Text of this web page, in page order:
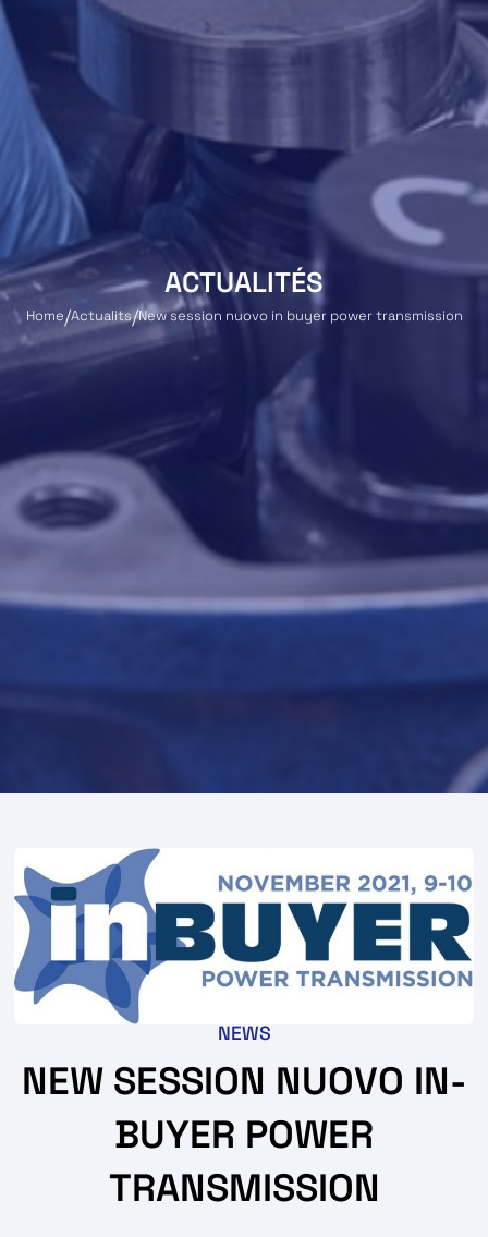
ACTUALITÉS
Home Actualits New session nuovo in buyer power transmission
NEWS
NEW SESSION NUOVO IN-
BUYER POWER
TRANSMISSION